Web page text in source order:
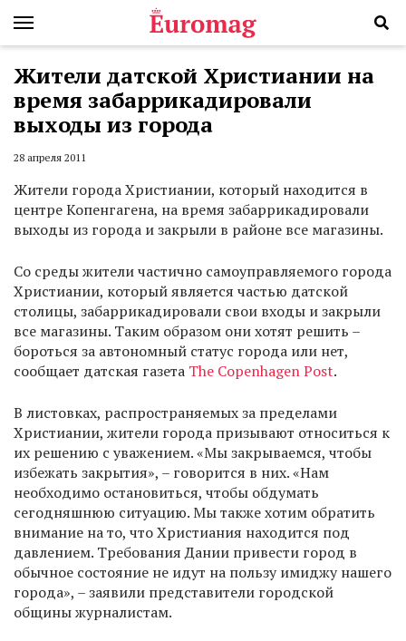
Жители датской Христиании на
время забаррикадировали
выходы из города
28 апреля 2011
Жители города Христиании, который находится в
центре Копенгагена, на время забаррикадировали
выходы из города и закрыли в районе все магазины.
Со среды жители частично самоуправляемого города
Христиании, который является частью датской
столицы, забаррикадировали свои входы и закрыли
все магазины. Таким образом они хотят решить –
бороться за автономный статус города или нет,
сообщает датская газета The Copenhagen Post.
В листовках, распространяемых за пределами
Христиании, жители города призывают относиться к
их решению с уважением. «Мы закрываемся, чтобы
избежать закрытия», – говорится в них. «Нам
необходимо остановиться, чтобы обдумать
сегодняшнюю ситуацию. Мы также хотим обратить
внимание на то, что Христиания находится под
давлением. Требования Дании привести город в
обычное состояние не идут на пользу имиджу нашего
города», – заявили представители городской
общины журналистам.